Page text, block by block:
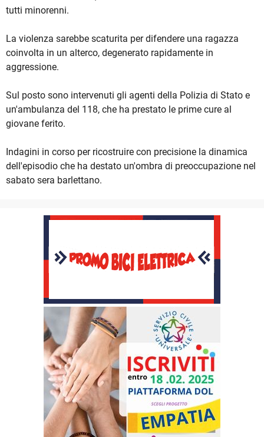
tutti minorenni.
La violenza sarebbe scaturita per difendere una ragazza
coinvolta in un alterco, degenerato rapidamente in
aggressione.
Sul posto sono intervenuti gli agenti della Polizia di Stato e
un'ambulanza del 118, che ha prestato le prime cure al
giovane ferito.
Indagini in corso per ricostruire con precisione la dinamica
dell'episodio che ha destato un'ombra di preoccupazione nel
sabato sera barlettano.